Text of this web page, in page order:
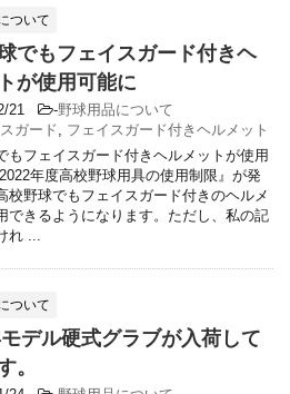
ついて
でもフェイスガード付きヘ
が使用可能に
21 -野球用品について
ガード, フェイスガード付きヘルメット
もフェイスガード付きヘルメットが使用
年度高校野球用具の使用制限』が発
校野球でもフェイスガード付きのヘルメ
できるようになります。ただし、私の記
れ ...
ついて
デル硬式グラブが入荷して
。